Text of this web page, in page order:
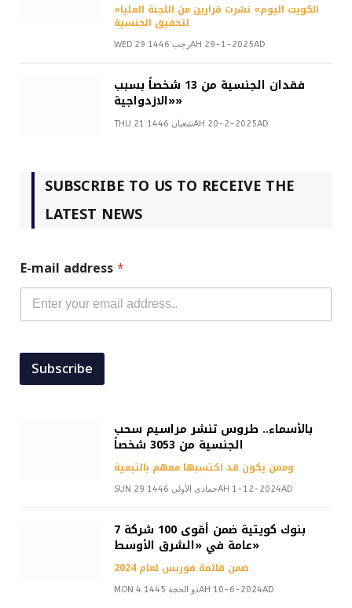
«الكويت اليوم» نشرت قرارين من اللجنة العليا
لتحقيق الجنسية
WED 29 رجب 1446AH 29-1-2025AD
فقدان الجنسية من 13 شخصاً بسبب
«الازدواجية»
THU 21 شعبان 1446AH 20-2-2025AD
SUBSCRIBE TO US TO RECEIVE THE
LATEST NEWS
E-mail address*
Subscribe
بالأسماء.. طروس تنشر مراسيم سحب
الجنسية من 3053 شخصاً
وممن يكون قد اكتسبها معهم بالتبعية
SUN 29 جمادى الأولى 1446AH 1-12-2024AD
7 بنوك كويتية ضمن أقوى 100 شركة
عامة في «الشرق الأوسط»
ضمن قائمة فوربس لعام 2024
MON 4 ذو الحجة 1445AH 10-6-2024AD